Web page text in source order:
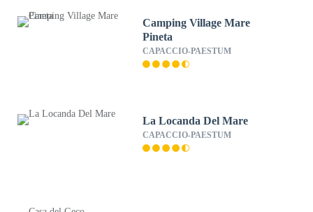
Camping Village Mare
Pineta
CAPACCIO-PAESTUM
La Locanda Del Mare
CAPACCIO-PAESTUM